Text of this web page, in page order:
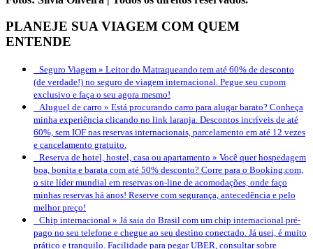
PLANEJE SUA VIAGEM COM QUEM
ENTENDE
Seguro Viagem » Leitor do Matraqueando tem até 60% de desconto
(de verdade!) no seguro de viagem internacional. Pegue seu cupom
exclusivo e faça o seu agora mesmo!
Aluguel de carro » Está procurando carro para alugar barato? Conheça
minha experiência clicando no link laranja. Descontos incríveis de até
60%, sem IOF nas reservas internacionais, parcelamento em até 12 vezes
e cancelamento gratuito.
Reserva de hotel, hostel, casa ou apartamento » Você quer hospedagem
boa, bonita e barata com até 50% desconto? Corre para o Booking.com,
o site líder mundial em reservas on-line de acomodações, onde faço
minhas reservas há anos! Reserve com segurança, antecedência e pelo
melhor preço!
Chip internacional » Já saia do Brasil com um chip internacional pré-
pago no seu telefone e chegue ao seu destino conectado. Já usei, é muito
prático e tranquilo. Facilidade para pegar UBER, consultar sobre